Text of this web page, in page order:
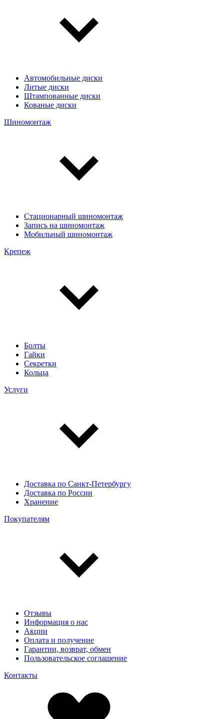
Автомобильные диски
Литые диски
Штампованные диски
Кованые диски
Шиномонтаж
Стационарный шиномонтаж
Запись на шиномонтаж
Мобильный шиномонтаж
Крепеж
Болты
Гайки
Секретки
Кольца
Услуги
Доставка по Санкт-Петербургу
Доставка по России
Хранение
Покупателям
Отзывы
Информация о нас
Акции
Оплата и получение
Гарантии, возврат, обмен
Пользовательское соглашение
Контакты